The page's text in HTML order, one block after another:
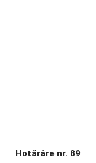
Hotărâre nr. 89